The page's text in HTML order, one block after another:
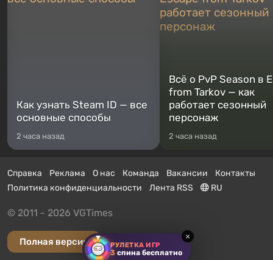
РУЛЕТКА ИГР
3 спина бесплатно
×
Как узнать Steam ID — все
основные способы
2 часа назад
Всё о PvP Season в
from Tarkov — как
работает сезонный
персонаж
2 часа назад
Справка Реклама О нас Команда Вакансии
Контакты
Политика конфиденциальности
Лента RSS RU
© 2011 - 2026 VGTimes
Полная версия